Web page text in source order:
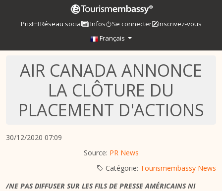
Prix Réseau social Infos Se connecter
Inscrivez-vous
Français
AIR CANADA ANNONCE
LA CLÔTURE DU
PLACEMENT D'ACTIONS
30/12/2020 07:09
Source: PR News
Catégorie: Tourismembassy News
/NE PAS DIFFUSER SUR LES FILS DE PRESSE AMÉRICAINS NI